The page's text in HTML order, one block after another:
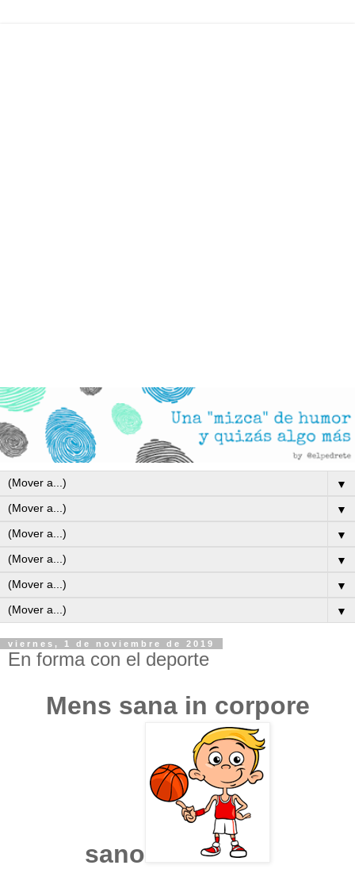
▼
▼
▼
▼
▼
▼
viernes, 1 de noviembre de 2019
En forma con el deporte
Mens sana in corpore
sano